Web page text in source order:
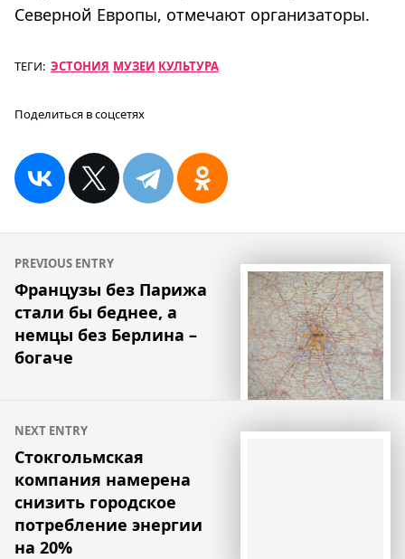
Северной Европы, отмечают организаторы.
ТЕГИ: ЭСТОНИЯ МУЗЕИ КУЛЬТУРА
Поделиться в соцсетях
Навигация
по
записям
PREVIOUS ENTRY
Французы без Парижа
стали бы беднее, а
немцы без Берлина –
богаче
NEXT ENTRY
Стокгольмская
компания намерена
снизить городское
потребление энергии
на 20%